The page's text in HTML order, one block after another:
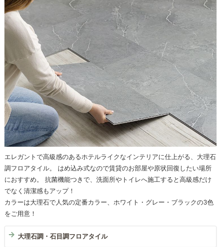
エレガントで高級感のあるホテルライクなインテリアに仕上がる、大理石
調フロアタイル。 はめ込み式なので賃貸のお部屋や原状回復したい場所
におすすめ。 抗菌機能つきで、洗面所やトイレへ施工すると高級感だけ
でなく清潔感もアップ！
カラーは大理石で人気の定番カラー、ホワイト・グレー・ブラックの3色
をご用意！
大理石調・石目調フロアタイル